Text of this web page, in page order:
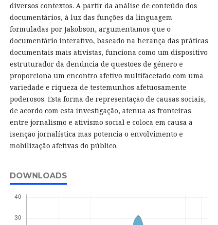
diversos contextos. A partir da análise de conteúdo dos
documentários, à luz das funções da linguagem
formuladas por Jakobson, argumentamos que o
documentário interativo, baseado na herança das práticas
documentais mais ativistas, funciona como um dispositivo
estruturador da denúncia de questões de género e
proporciona um encontro afetivo multifacetado com uma
variedade e riqueza de testemunhos afetuosamente
poderosos. Esta forma de representação de causas sociais,
de acordo com esta investigação, atenua as fronteiras
entre jornalismo e ativismo social e coloca em causa a
isenção jornalística mas potencia o envolvimento e
mobilização afetivas do público.
DOWNLOADS